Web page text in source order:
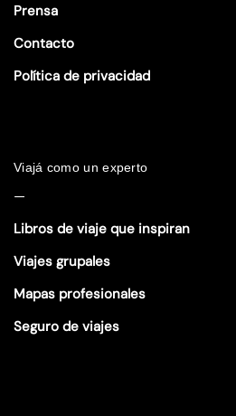
Prensa
Contacto
Política de privacidad
Viajá como un experto
—
Libros de viaje que inspiran
Viajes grupales
Mapas profesionales
Seguro de viajes